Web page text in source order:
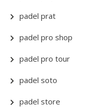
padel prat
padel pro shop
padel pro tour
padel soto
padel store